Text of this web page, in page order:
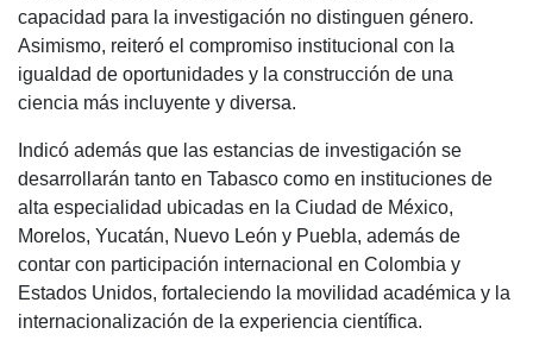
capacidad para la investigación no distinguen género.
Asimismo, reiteró el compromiso institucional con la
igualdad de oportunidades y la construcción de una
ciencia más incluyente y diversa.
Indicó además que las estancias de investigación se
desarrollarán tanto en Tabasco como en instituciones de
alta especialidad ubicadas en la Ciudad de México,
Morelos, Yucatán, Nuevo León y Puebla, además de
contar con participación internacional en Colombia y
Estados Unidos, fortaleciendo la movilidad académica y la
internacionalización de la experiencia científica.